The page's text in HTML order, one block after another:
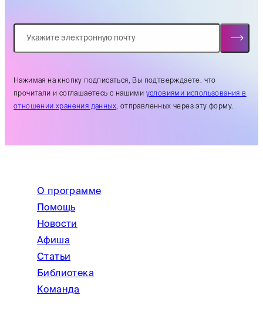
Нажимая на кнопку подписаться, Вы подтверждаете. что
прочитали и соглашаетесь с нашими условиями использования в
отношении хранения данных, отправленных через эту форму.
О программе
Помощь
Новости
Афиша
Статьи
Библиотека
Команда